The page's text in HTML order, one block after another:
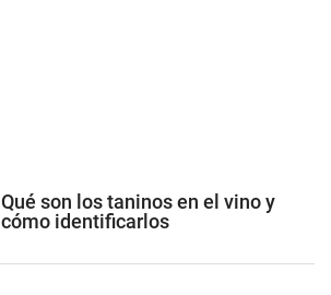
Qué son los taninos en el vino y
cómo identificarlos